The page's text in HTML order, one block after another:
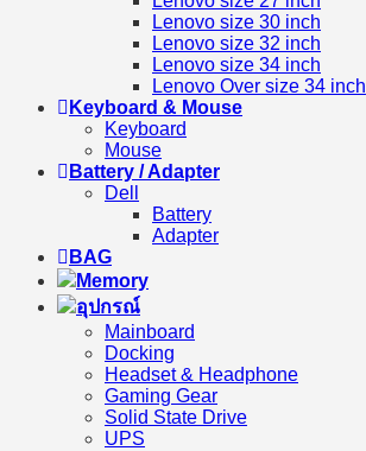
Lenovo size 30 inch
Lenovo size 32 inch
Lenovo size 34 inch
Lenovo Over size 34 inch
Keyboard & Mouse
Keyboard
Mouse
Battery / Adapter
Dell
Battery
Adapter
BAG
Memory
อุปกรณ์
Mainboard
Docking
Headset & Headphone
Gaming Gear
Solid State Drive
UPS